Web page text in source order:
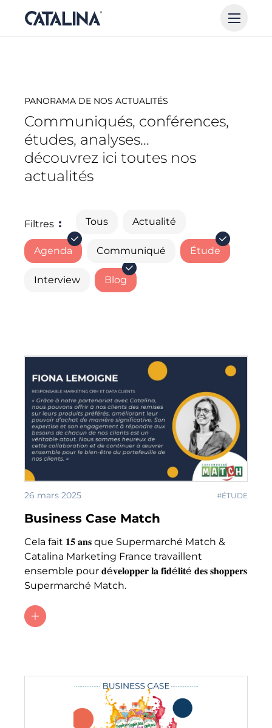
PANORAMA DE NOS ACTUALITÉS
Communiqués, conférences,
études, analyses...
découvrez ici toutes nos
actualités
Filtres Tous Actualité
Agenda Communiqué Étude
Interview Blog
26 mars 2025 #ÉTUDE
Business Case Match
Cela fait 𝟏𝟓 𝐚𝐧𝐬 que Supermarché Match &
Catalina Marketing France travaillent
ensemble pour 𝐝é𝐯𝐞𝐥𝐨𝐩𝐩𝐞𝐫 𝐥𝐚 𝐟𝐢𝐝é𝐥𝐢𝐭é 𝐝𝐞𝐬 𝐬𝐡𝐨𝐩𝐩𝐞𝐫𝐬
Supermarché Match.